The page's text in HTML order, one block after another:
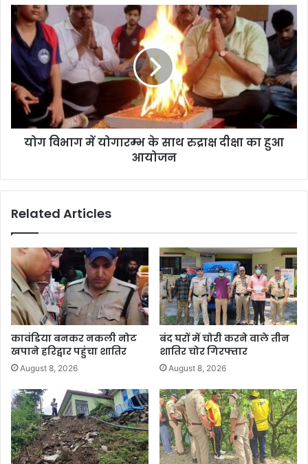
योग विभाग में योगारम्भ के साथ रुद्राक्ष दीक्षा का हुआ
आयोजन
Related Articles
कावंडिया बनकर नकली नोट
खपाने हरिद्वार पहुंचा शातिर
August 8, 2026
बंद घरों में चोरी करने वाले तीन
शातिर चोर गिरफ्तार
August 8, 2026